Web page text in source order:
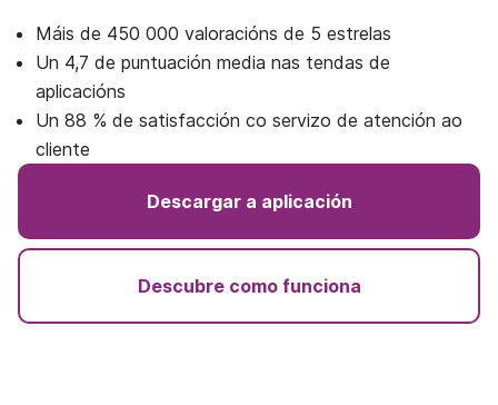
Máis de 450 000 valoracións de 5 estrelas
Un 4,7 de puntuación media nas tendas de
aplicacións
Un 88 % de satisfacción co servizo de atención ao
cliente
Descargar a aplicación
Descubre como funciona